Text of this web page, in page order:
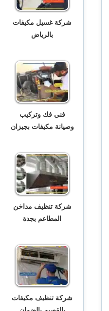
شركة غسيل مكيفات
بالرياض
فني فك وتركيب
وصيانة مكيفات بجيزان
شركة تنظيف مداخن
المطاعم بجدة
شركة تنظيف مكيفات